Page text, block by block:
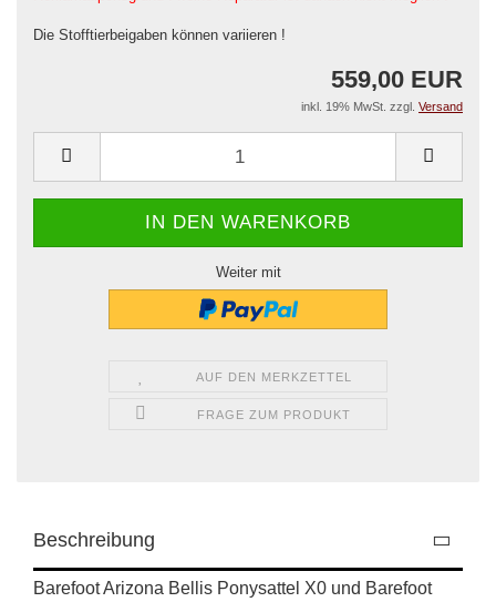
Die Stofftierbeigaben können variieren !
559,00 EUR
inkl. 19% MwSt. zzgl. Versand
Weiter mit
AUF DEN MERKZETTEL
FRAGE ZUM PRODUKT
Beschreibung
Barefoot Arizona Bellis Ponysattel X0 und Barefoot